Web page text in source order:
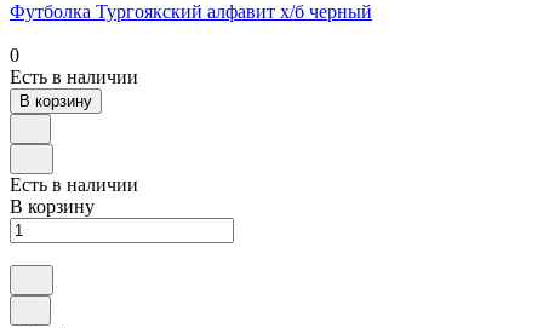
Футболка Тургоякский алфавит х/б черный
0
Есть в наличии
В корзину
Есть в наличии
В корзину